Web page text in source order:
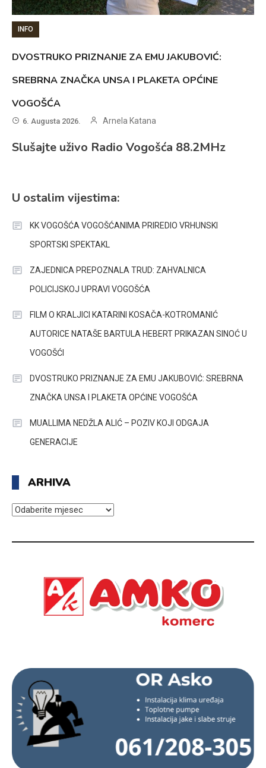
INFO
DVOSTRUKO PRIZNANJE ZA EMU JAKUBOVIĆ:
SREBRNA ZNAČKA UNSA I PLAKETA OPĆINE
VOGOŠĆA
6. Augusta 2026. Arnela Katana
Slušajte uživo Radio Vogošća 88.2MHz
U ostalim vijestima:
KK VOGOŠĆA VOGOŠĆANIMA PRIREDIO VRHUNSKI
SPORTSKI SPEKTAKL
ZAJEDNICA PREPOZNALA TRUD: ZAHVALNICA
POLICIJSKOJ UPRAVI VOGOŠĆA
FILM O KRALJICI KATARINI KOSAČA-KOTROMANIĆ
AUTORICE NATAŠE BARTULA HEBERT PRIKAZAN SINOĆ U
VOGOŠĆI
DVOSTRUKO PRIZNANJE ZA EMU JAKUBOVIĆ: SREBRNA
ZNAČKA UNSA I PLAKETA OPĆINE VOGOŠĆA
MUALLIMA NEDŽLA ALIĆ – POZIV KOJI ODGAJA
GENERACIJE
ARHIVA
ARHIVA